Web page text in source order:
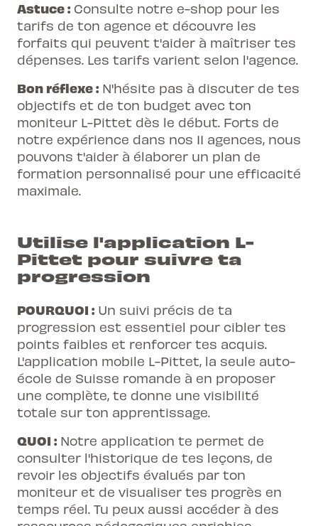
Astuce : Consulte notre e-shop pour les
tarifs de ton agence et découvre les
forfaits qui peuvent t'aider à maîtriser tes
dépenses. Les tarifs varient selon l'agence.
Bon réflexe : N'hésite pas à discuter de tes
objectifs et de ton budget avec ton
moniteur L-Pittet dès le début. Forts de
notre expérience dans nos 11 agences, nous
pouvons t'aider à élaborer un plan de
formation personnalisé pour une efficacité
maximale.
Utilise l'application L-
Pittet pour suivre ta
progression
POURQUOI : Un suivi précis de ta
progression est essentiel pour cibler tes
points faibles et renforcer tes acquis.
L'application mobile L-Pittet, la seule auto-
école de Suisse romande à en proposer
une complète, te donne une visibilité
totale sur ton apprentissage.
QUOI : Notre application te permet de
consulter l'historique de tes leçons, de
revoir les objectifs évalués par ton
moniteur et de visualiser tes progrès en
temps réel. Tu peux aussi accéder à des